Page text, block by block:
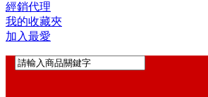
經銷代理
我的收藏夾
加入最愛